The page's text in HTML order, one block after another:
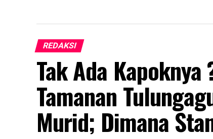
REDAKSI
Tak Ada Kapoknya
Tamanan
Murid; Dimana